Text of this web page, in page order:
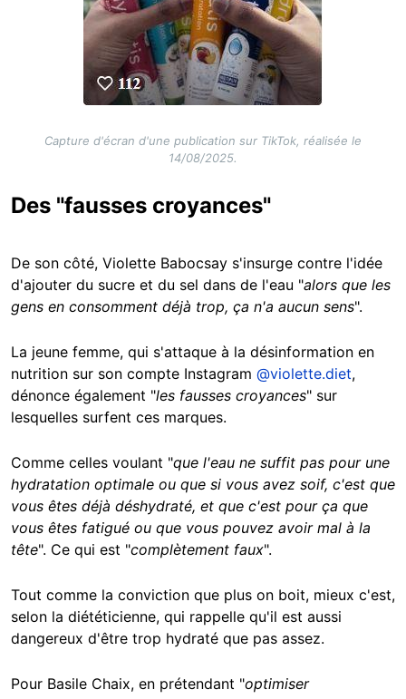
Capture d'écran d'une publication sur TikTok, réalisée le
14/08/2025.
Des "fausses croyances"
De son côté, Violette Babocsay s'insurge contre l'idée
d'ajouter du sucre et du sel dans de l'eau "alors que les
gens en consomment déjà trop, ça n'a aucun sens".
La jeune femme, qui s'attaque à la désinformation en
nutrition sur son compte Instagram @violette.diet,
dénonce également "les fausses croyances" sur
lesquelles surfent ces marques.
Comme celles voulant "que l'eau ne suffit pas pour une
hydratation optimale ou que si vous avez soif, c'est que
vous êtes déjà déshydraté, et que c'est pour ça que
vous êtes fatigué ou que vous pouvez avoir mal à la
tête". Ce qui est "complètement faux".
Tout comme la conviction que plus on boit, mieux c'est,
selon la diététicienne, qui rappelle qu'il est aussi
dangereux d'être trop hydraté que pas assez.
Pour Basile Chaix, en prétendant "optimiser